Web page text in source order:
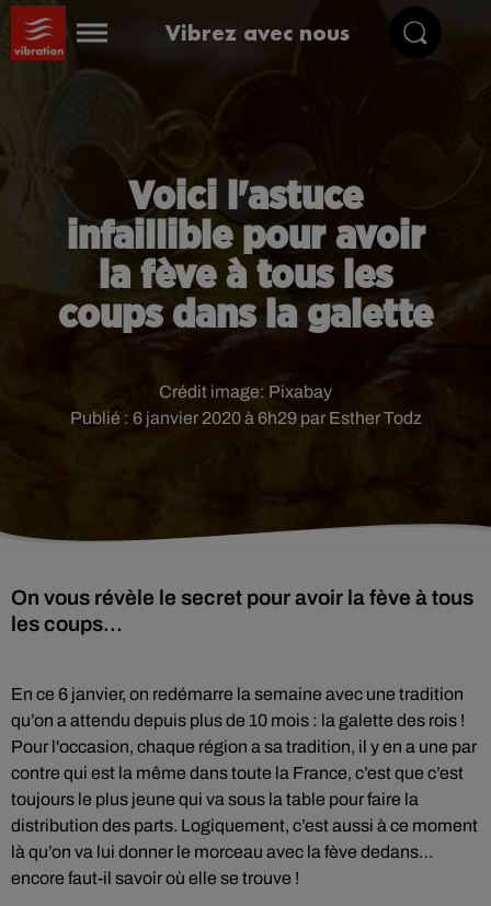
Vibrez avec nous
Voici l'astuce
infaillible pour avoir
la fève à tous les
coups dans la galette
Publié : 6 janvier 2020 à 6h29 par Esther Todz
Crédit image: Pixabay
On vous révèle le secret pour avoir la fève à tous
les coups...
En ce 6 janvier, on redémarre la semaine avec une tradition
qu’on a attendu depuis plus de 10 mois : la galette des rois !
Pour l'occasion, chaque région a sa tradition, il y en a une par
contre qui est la même dans toute la France, c’est que c’est
toujours le plus jeune qui va sous la table pour faire la
distribution des parts. Logiquement, c’est aussi à ce moment
là qu’on va lui donner le morceau avec la fève dedans…
encore faut-il savoir où elle se trouve !